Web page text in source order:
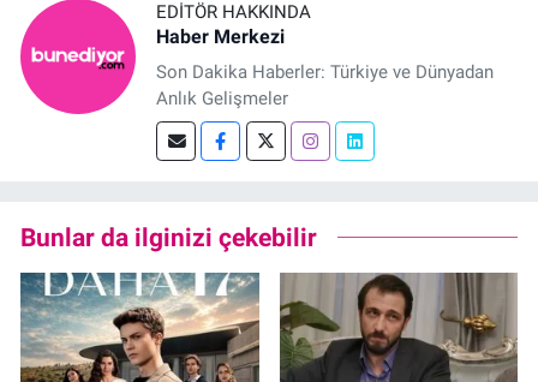
EDITÖR HAKKINDA
Haber Merkezi
Son Dakika Haberler: Türkiye ve Dünyadan
Anlık Gelişmeler
Bunlar da ilginizi çekebilir